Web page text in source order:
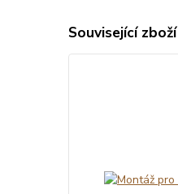
Související zboží